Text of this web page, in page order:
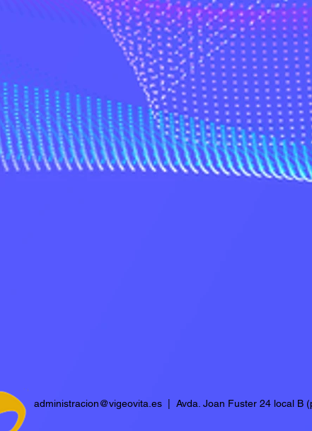
administracion@vigeovita.es| Avda. Joan Fuster 24 local B